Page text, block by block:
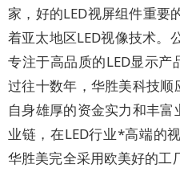
家，好的LED视屏组件重要
着亚太地区LED视像技术。
专注于高品质的LED显示产
过往十数年，华胜美科技顺
自身雄厚的资金实力和丰
业链，在LED行业*高端的
华胜美完全采用欧美好的工